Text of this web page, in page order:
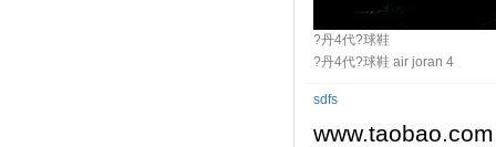
?丹4代?球鞋
?丹4代?球鞋 air joran 4
sdfs